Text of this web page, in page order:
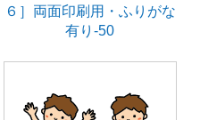
６］両面印刷用・ふりがな
有り-50